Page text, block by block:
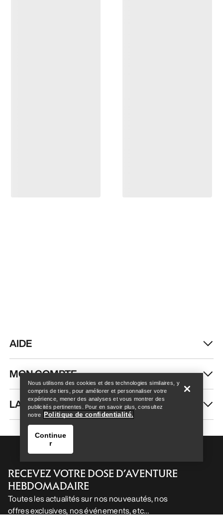
Help
Help
AIDE
MON COMPTE
LAVAGE ET RÉPARATION
RECEVEZ VOTRE DOSE D’AVENTURE
HEBDOMADAIRE
Toutes les actualités sur nos nouveautés, nos
offres exclusives, nos événements, etc…
Nous utilisons des cookies et des technologies similaires, y
compris de tiers, pour améliorer et personnaliser votre
expérience, mener des analyses et vous montrer des
publicités pertinentes. Pour en savoir plus, consultez
notre
Politique de confidentialité.
Continue
r